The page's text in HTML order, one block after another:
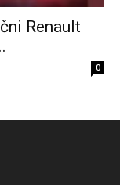
Renault
0